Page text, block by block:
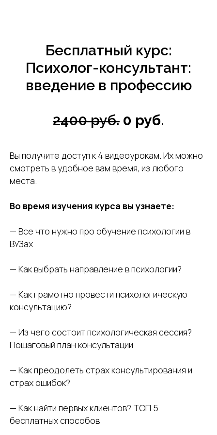
Бесплатный курс:
Психолог-консультант:
введение в профессию
2400 руб. 0 руб.
Вы получите доступ к 4 видеоурокам. Их можно
смотреть в удобное вам время, из любого
места.
Во время изучения курса вы узнаете:
— Все что нужно про обучение психологии в
ВУЗах
— Как выбрать направление в психологии?
— Как грамотно провести психологическую
консультацию?
— Из чего состоит психологическая сессия?
Пошаговый план консультации
— Как преодолеть страх консультирования и
страх ошибок?
— Как найти первых клиентов? ТОП 5
бесплатных способов